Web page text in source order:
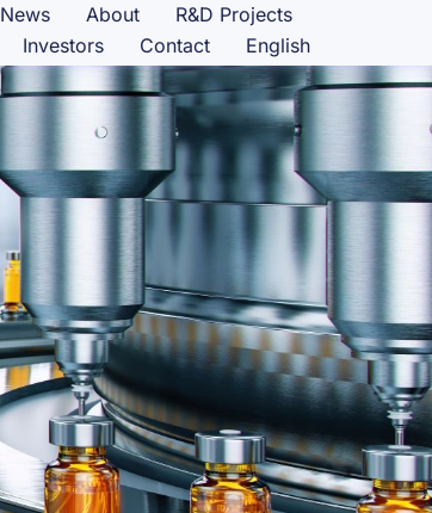
News About
R&D Projects
Investors
Contact English